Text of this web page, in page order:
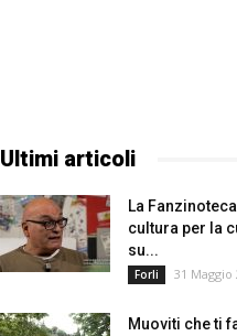
Ultimi articoli
La
cultura per la
su...
Forli 31 Maggio
Muoviti che ti